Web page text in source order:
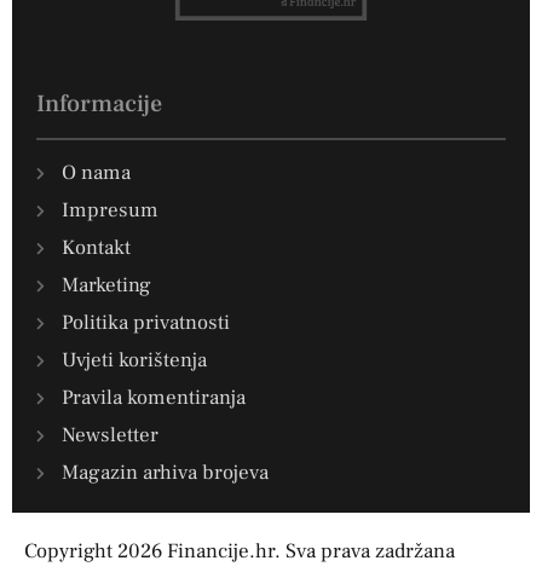
Informacije
O nama
Impresum
Kontakt
Marketing
Politika privatnosti
Uvjeti korištenja
Pravila komentiranja
Newsletter
Magazin arhiva brojeva
Copyright 2026 Financije.hr. Sva prava zadržana